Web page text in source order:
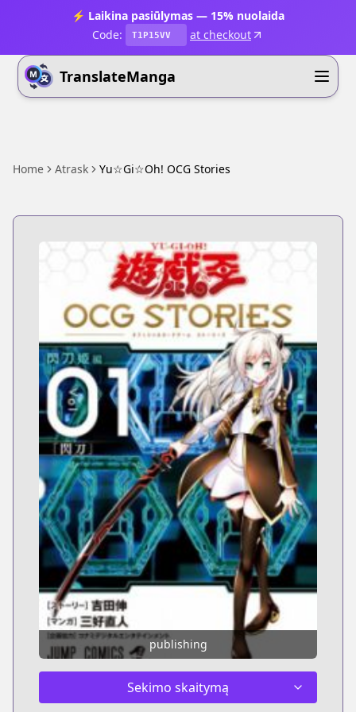
⚡ Laikina pasiūlymas — 15% nuolaida
Code:
T1P15VV at checkout
TranslateManga
Home Atrask Yu☆Gi☆Oh! OCG Stories
publishing
Sekimo skaitymą